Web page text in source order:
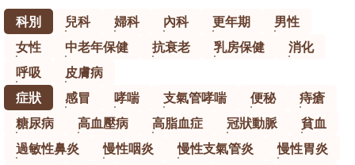
科別 兒科 婦科 內科 更年期
男性
女性
中老年保健 抗衰老 乳房保健
消化
呼吸
皮膚病
症狀
感冒 哮喘 支氣管哮喘 便秘
痔瘡
糖尿病
高血壓病 高脂血症 冠狀動脈
貧血
過敏性鼻炎
慢性咽炎 慢性支氣管炎
慢性胃炎